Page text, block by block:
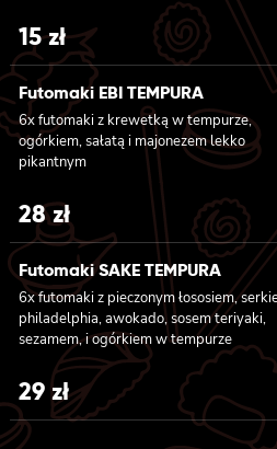
15zł
Futomaki EBI TEMPURA
6x futomaki z krewetką w tempurze,
ogórkiem, sałatą i majonezem lekko
pikantnym
28zł
Futomaki SAKE TEMPURA
6x futomaki z pieczonym łososiem,
philadelphia, awokado, sosem teriyaki,
sezamem, i ogórkiem w tempurze
29 zł